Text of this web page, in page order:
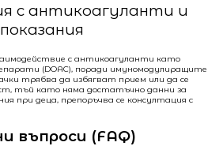
с антикоагуланти и
с антикоагуланти като
(DOAC), поради имуномодулиращите
трябва да избягват прием или да се
тъй като няма достатъчно данни за
при деца, препоръчва се консултация с
въпроси (FAQ)